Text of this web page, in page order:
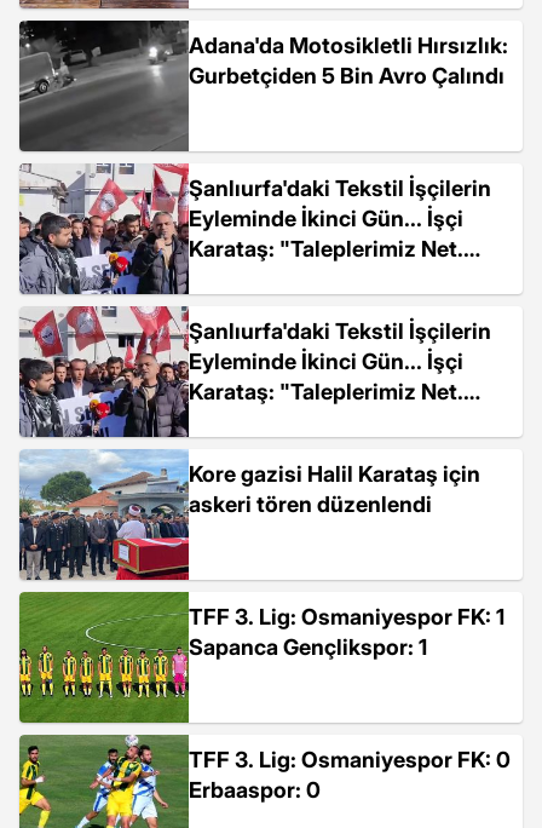
Adana'da Motosikletli Hırsızlık:
Gurbetçiden 5 Bin Avro Çalındı
Şanlıurfa'daki Tekstil İşçilerin
Eyleminde İkinci Gün... İşçi
Karataş: "Taleplerimiz Net.
Şanlıurfa'daki Tekstil İşçilerin
Eyleminde İkinci Gün... İşçi
Karataş: "Taleplerimiz Net.
Kore gazisi Halil Karataş için
askeri tören düzenlendi
TFF 3. Lig: Osmaniyespor FK: 1
Sapanca Gençlikspor: 1
TFF 3. Lig: Osmaniyespor FK: 0
Erbaaspor: 0